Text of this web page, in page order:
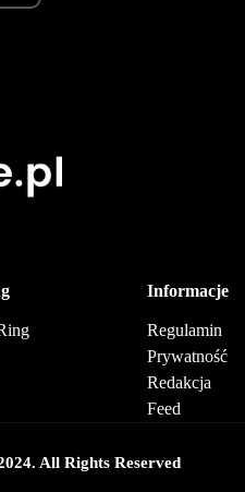
Informacje
Regulamin
Prywatność
Redakcja
Feed
All Rights Reserved